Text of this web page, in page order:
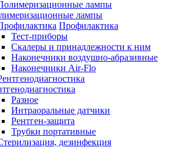
лампы
Профилактика
Тест-приборы
Скалеры и принадлежности к ним
Наконечники воздушно-абразивные
Наконечники Air-Flo
Разное
Интраоральные датчики
Рентген-защита
Трубки портативные